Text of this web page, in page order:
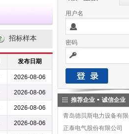
招标样本
发布日期
2026-08-06
2026-08-06
2026-08-06
2026-08-06
用户名
密码
推荐企业 诚信企业
青岛德贝斯电力设备有限
正泰电气股份有限公司